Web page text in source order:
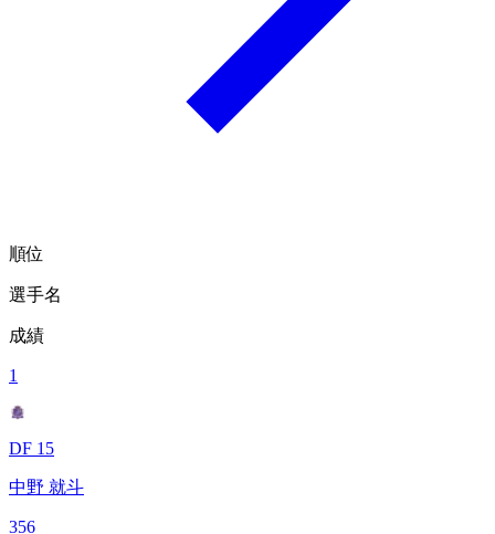
順位
選手名
成績
1
DF 15
中野 就斗
356